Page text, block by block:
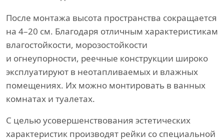
После монтажа высота пространства сокращается
на 4–20 см. Благодаря отличным характеристикам
влагостойкости, морозостойкости
и огнеупорности, реечные конструкции широко
эксплуатируют в неотапливаемых и влажных
помещениях. Их можно монтировать в ванных
комнатах и туалетах.
С целью усовершенствования эстетических
характеристик производят рейки со специальной